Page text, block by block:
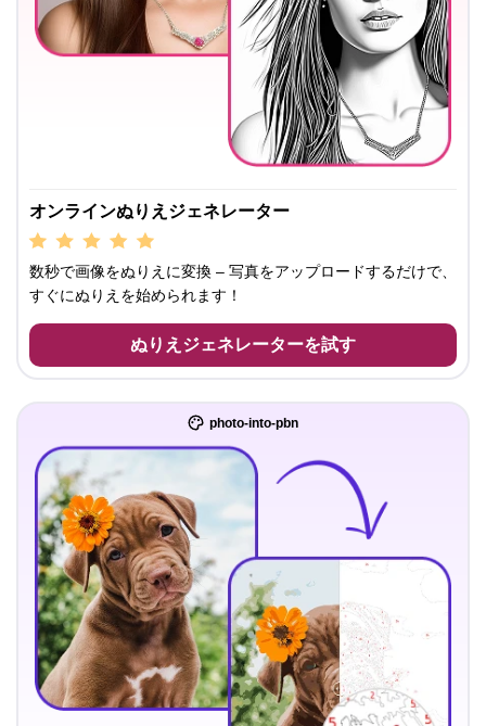
オンラインぬりえジェネレーター
数秒で画像をぬりえに変換 – 写真をアップロードするだけで、
すぐにぬりえを始められます！
ぬりえジェネレーターを試す
photo-into-pbn